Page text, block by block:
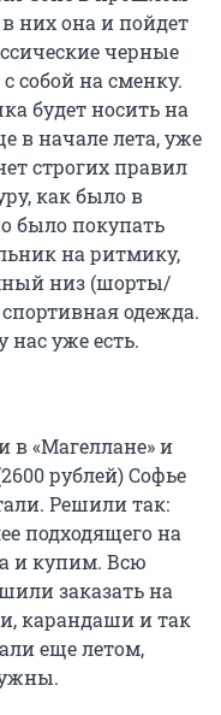
них она и пойдет
черные
собой на сменку.
будет носить на
в начале лета, уже
строгих правил
как было в
было покупать
на ритмику,
низ (шорты/
одежда.
нас уже есть.
«Магеллане» и
рублей) Софье
Решили так:
подходящего на
и купим. Всю
заказать на
карандаши и так
еще летом,